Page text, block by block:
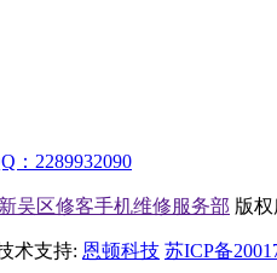
：2289932090
新吴区修客手机维修服务部 版权
术支持: 恩顿科技 苏ICP备